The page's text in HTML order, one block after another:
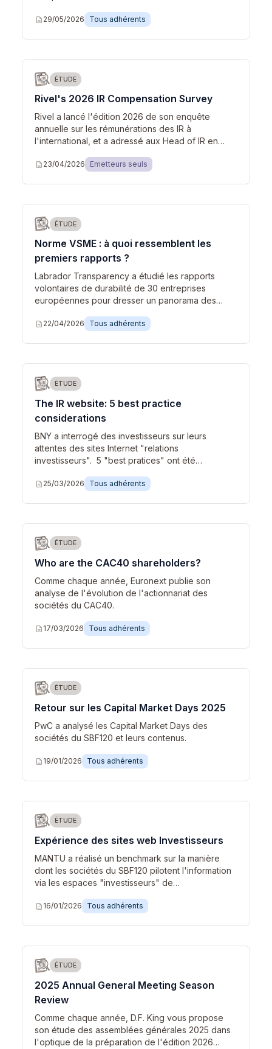
description 29/05/2026 Tous adhérents
ÉTUDE
Rivel's 2026 IR Compensation Survey
Rivel a lancé l'édition 2026 de son enquête
annuelle sur les rémunérations des IR à
l'international, et a adressé aux Head of IR en…
description 23/04/2026 Emetteurs seuls
ÉTUDE
Norme VSME : à quoi ressemblent les
premiers rapports ?
Labrador Transparency a étudié les rapports
volontaires de durabilité de 30 entreprises
européennes pour dresser un panorama des…
description 22/04/2026 Tous adhérents
ÉTUDE
The IR website: 5 best practice
considerations
BNY a interrogé des investisseurs sur leurs
attentes des sites Internet "relations
investisseurs". 5 "best pratices" ont été…
description 25/03/2026 Tous adhérents
ÉTUDE
Who are the CAC40 shareholders?
Comme chaque année, Euronext publie son
analyse de l'évolution de l'actionnariat des
sociétés du CAC40.
description 17/03/2026 Tous adhérents
ÉTUDE
Retour sur les Capital Market Days 2025
PwC a analysé les Capital Market Days des
sociétés du SBF120 et leurs contenus.
description 19/01/2026 Tous adhérents
ÉTUDE
Expérience des sites web Investisseurs
MANTU a réalisé un benchmark sur la manière
dont les sociétés du SBF120 pilotent l'information
via les espaces "investisseurs" de…
description 16/01/2026 Tous adhérents
ÉTUDE
2025 Annual General Meeting Season
Review
Comme chaque année, D.F. King vous propose
son étude des assemblées générales 2025 dans
l'optique de la préparation de l'édition 2026…